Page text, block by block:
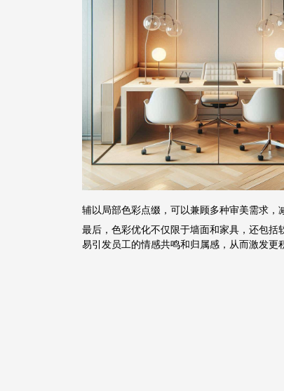
辅以局部色彩点缀，可以兼顾多种审美需求，
最后，色彩优化不仅限于墙面和家具，还包
易引发员工的情感共鸣和归属感，从而激发更